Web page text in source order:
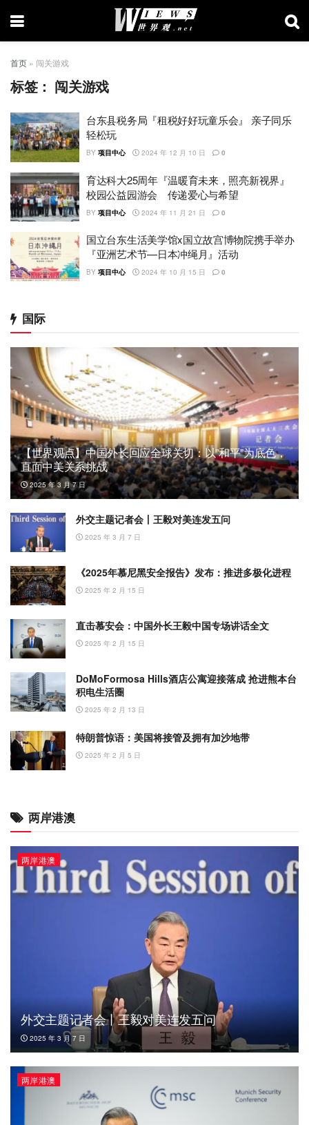
首页 » 闯关游戏
标签： 闯关游戏
台东县税务局『租税好好玩童乐会』 亲子同乐
轻松玩
BY 项目中心 2024 年 12 月 10 日 0
育达科大25周年『温暖育未来，照亮新视界』
校园公益园游会 传递爱心与希望
BY 项目中心 2024 年 11 月 21 日 0
国立台东生活美学馆x国立故宫博物院携手举办
『亚洲艺术节—日本冲绳月』活动
BY 项目中心 2024 年 10 月 15 日 0
国际
【世界观点】中国外长回应全球关切：以”和平”为底色，
直面中美关系挑战
2025 年 3 月 7 日
外交主题记者会丨王毅对美连发五问
2025 年 3 月 7 日
《2025年慕尼黑安全报告》发布：推进多极化进程
2025 年 2 月 15 日
直击慕安会：中国外长王毅中国专场讲话全文
2025 年 2 月 15 日
DoMoFormosa Hills酒店公寓迎接落成 抢进熊本台
积电生活圈
2025 年 2 月 13 日
特朗普惊语：美国将接管及拥有加沙地带
2025 年 2 月 5 日
两岸港澳
两岸港澳
外交主题记者会丨王毅对美连发五问
2025 年 3 月 7 日
两岸港澳